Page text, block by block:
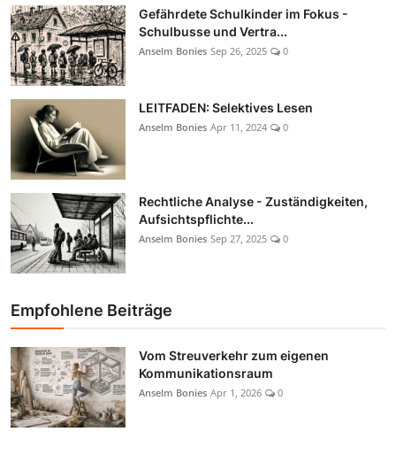
Gefährdete Schulkinder im Fokus -
Schulbusse und Vertra...
Anselm Bonies Sep 26, 2025 0
LEITFADEN: Selektives Lesen
Anselm Bonies Apr 11, 2024 0
Rechtliche Analyse - Zuständigkeiten,
Aufsichtspflichte...
Anselm Bonies Sep 27, 2025 0
Empfohlene Beiträge
Vom Streuverkehr zum eigenen
Kommunikationsraum
Anselm Bonies Apr 1, 2026 0